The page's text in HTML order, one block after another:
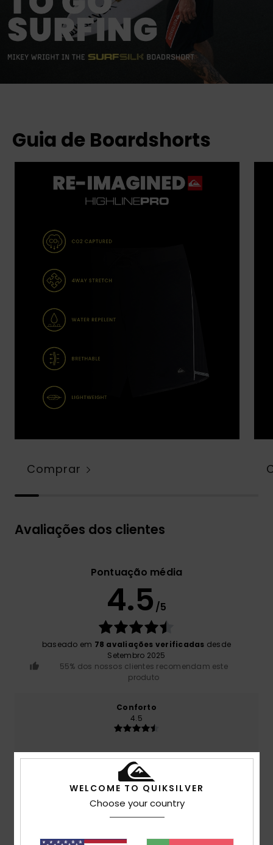
Guia de Boardshorts
Comprar
Avaliações dos clientes
Pontuação média
4.5 /5
baseado em 78 avaliações verificadas desde
Setembro 2025
55% dos nossos clientes recomendam este
produto
Conforto
4.5
Relação qualidade/preço
4.3
Tamanho
Material
WELCOME TO QUIKSILVER
Choose your country